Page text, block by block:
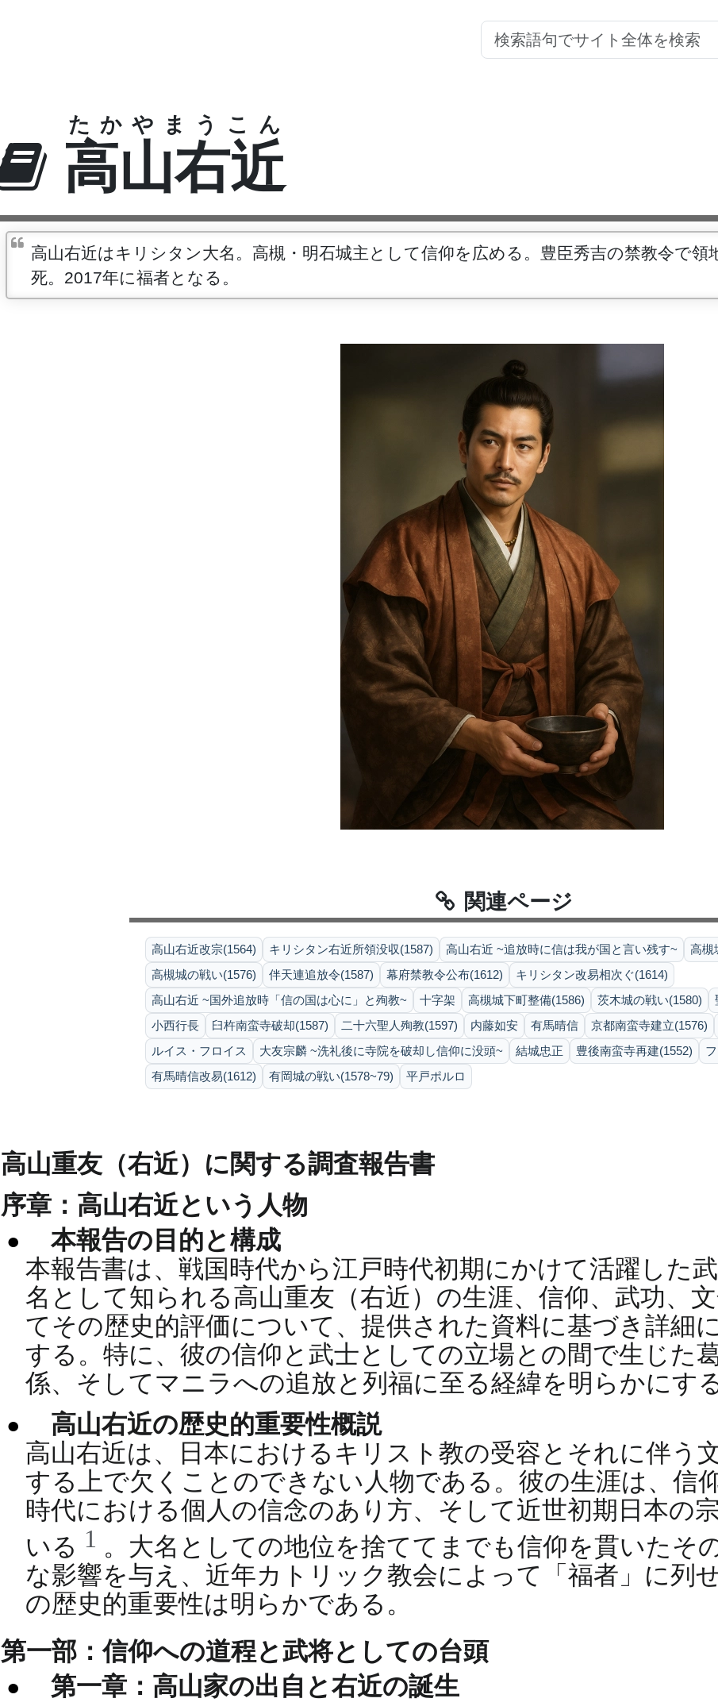
高山右近
たかやまうこん
高山右近はキリシタン大名。高槻・明石城主として信仰を広める。豊臣秀吉の禁教令で
死。2017年に福者となる。
関連ページ
高山右近改宗(1564) キリシタン右近所領没収(1587) 高山右近 ~追放時に信は我が国と言い残す~
高槻
高槻城の戦い(1576)
伴天連追放令(1587) 幕府禁教令公布(1612)
キリシタン改易相次ぐ(1614)
高山右近 ~国外追放時「信の国は心に」と殉教~
十字架 高槻城下町整備(1586) 茨木城の戦い(1580)
小西行長
臼杵南蛮寺破却(1587) 二十六聖人殉教(1597) 内藤如安 有馬晴信
京都南蛮寺建立(1576)
ルイス・フロイス
大友宗麟 ~洗礼後に寺院を破却し信仰に没頭~ 結城忠正 豊後南蛮寺再建(1552)
有馬晴信改易(1612)
有岡城の戦い(1578~79) 平戸ポルロ
高山重友（右近）に関する調査報告書
序章：高山右近という人物
本報告の目的と構成
本報告書は、戦国時代から江戸時代初期にかけて活躍した
名として知られる高山重友（右近）の生涯、信仰、武功、
てその歴史的評価について、提供された資料に基づき詳細
する。特に、彼の信仰と武士としての立場との間で生じた
係、そしてマニラへの追放と列福に至る経緯を明らかにす
高山右近の歴史的重要性概説
高山右近は、日本におけるキリスト教の受容とそれに伴う
する上で欠くことのできない人物である。彼の生涯は、信
時代における個人の信念のあり方、そして近世初期日本の
いる 1 。大名としての地位を捨ててまでも信仰を貫いたそ
な影響を与え、近年カトリック教会によって「福者」に列
の歴史的重要性は明らかである。
第一部：信仰への道程と武将としての台頭
第一章：高山家の出自と右近の誕生